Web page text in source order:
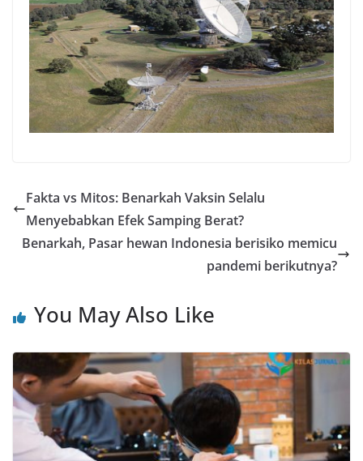
Fakta vs Mitos: Benarkah Vaksin Selalu
Menyebabkan Efek Samping Berat?
Benarkah, Pasar hewan Indonesia berisiko memicu
pandemi berikutnya?
You May Also Like